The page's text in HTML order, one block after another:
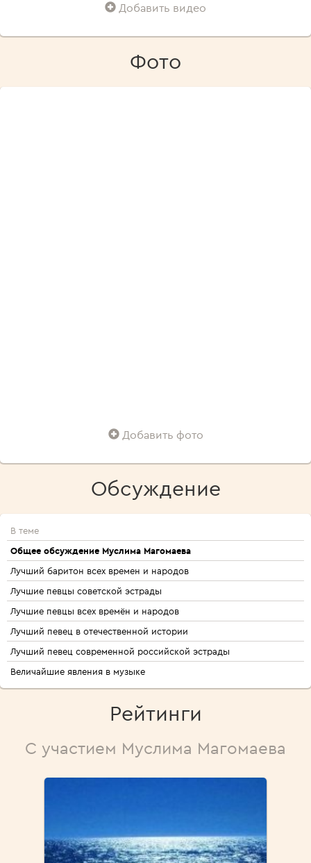
Добавить видео
Фото
Добавить фото
Обсуждение
В теме
Общее обсуждение Муслима Магомаева
Лучший баритон всех времен и народов
Лучшие певцы советской эстрады
Лучшие певцы всех времён и народов
Лучший певец в отечественной истории
Лучший певец современной российской эстрады
Величайшие явления в музыке
Рейтинги
С участием Муслима Магомаева